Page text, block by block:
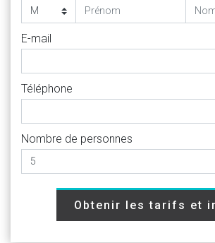
E-mail
Téléphone
Nombre de personnes
Obtenir les tarifs et